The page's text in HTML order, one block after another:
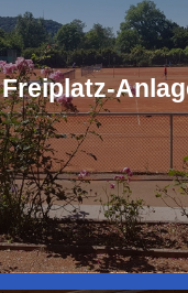
Freiplatz-